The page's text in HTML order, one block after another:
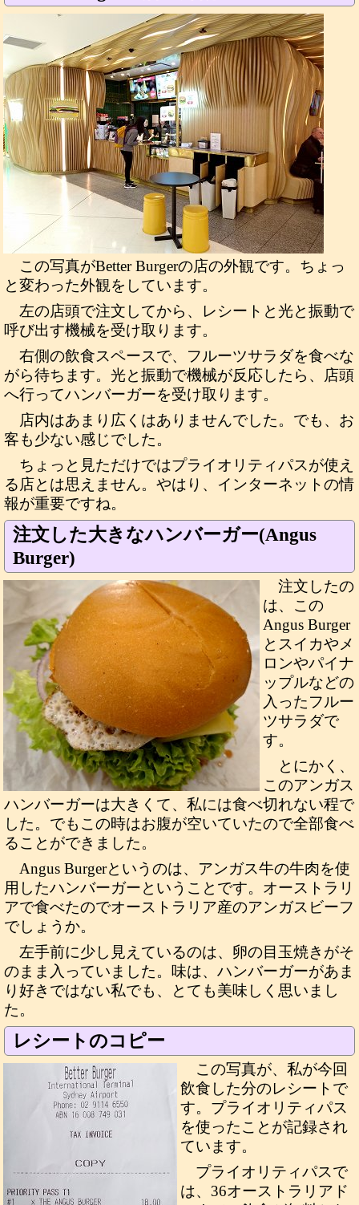
この写真がBetter Burgerの店の外観です。ちょっ
と変わった外観をしています。
左の店頭で注文してから、レシートと光と振動で
呼び出す機械を受け取ります。
右側の飲食スペースで、フルーツサラダを食べな
がら待ちます。光と振動で機械が反応したら、店頭
へ行ってハンバーガーを受け取ります。
店内はあまり広くはありませんでした。でも、お
客も少ない感じでした。
ちょっと見ただけではプライオリティパスが使え
る店とは思えません。やはり、インターネットの情
報が重要ですね。
注文した大きなハンバーガー(Angus
Burger)
注文したの
は、この
Angus Burger
とスイカやメ
ロンやパイナ
ップルなどの
入ったフルー
ツサラダで
す。
とにかく、
このアンガス
ハンバーガーは大きくて、私には食べ切れない程で
した。でもこの時はお腹が空いていたので全部食べ
ることができました。
Angus Burgerというのは、アンガス牛の牛肉を使
用したハンバーガーということです。オーストラリ
アで食べたのでオーストラリア産のアンガスビーフ
でしょうか。
左手前に少し見えているのは、卵の目玉焼きがそ
のまま入っていました。味は、ハンバーガーがあま
り好きではない私でも、とても美味しく思いまし
た。
レシートのコピー
この写真が、私が今回
飲食した分のレシートで
す。プライオリティパス
を使ったことが記録され
ています。
プライオリティパスで
は、36オーストラリアド